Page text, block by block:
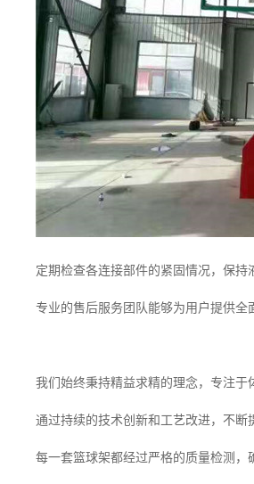
定期检查各连接部件的紧固情况，保持
专业的售后服务团队能够为用户提供全
我们始终秉持精益求精的理念，专注于
通过持续的技术创新和工艺改进，不断
每一套篮球架都经过严格的质量检测，